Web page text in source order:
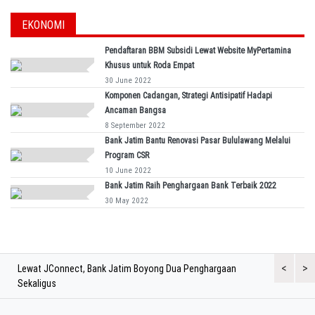
EKONOMI
Pendaftaran BBM Subsidi Lewat Website MyPertamina
Khusus untuk Roda Empat
30 June 2022
Komponen Cadangan, Strategi Antisipatif Hadapi
Ancaman Bangsa
8 September 2022
Bank Jatim Bantu Renovasi Pasar Bululawang Melalui
Program CSR
10 June 2022
Bank Jatim Raih Penghargaan Bank Terbaik 2022
30 May 2022
<
Lewat JConnect, Bank Jatim Boyong Dua Penghargaan
Sekaligus
Bank
>